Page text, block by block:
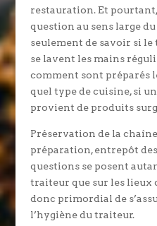
restauration. Et
question au sens large
seulement de savoir si
se lavent les mains
comment sont préparés
quel type de cuisine, si
provient de produits
Préservation de la
préparation, entrepôt
questions se posent
traiteur que sur les lieux
donc primordial de
l’hygiène du traiteur.